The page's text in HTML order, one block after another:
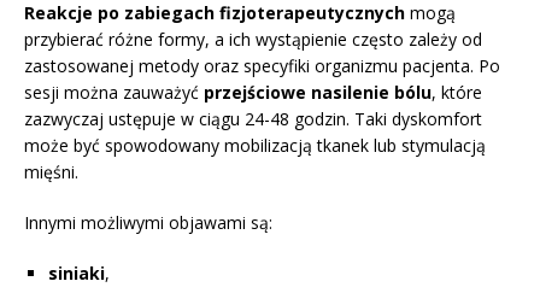
Reakcje po zabiegach fizjoterapeutycznych mogą
przybierać różne formy, a ich wystąpienie często zależy od
zastosowanej metody oraz specyfiki organizmu pacjenta. Po
sesji można zauważyć przejściowe nasilenie bólu, które
zazwyczaj ustępuje w ciągu 24-48 godzin. Taki dyskomfort
może być spowodowany mobilizacją tkanek lub stymulacją
mięśni.
Innymi możliwymi objawami są:
siniaki,